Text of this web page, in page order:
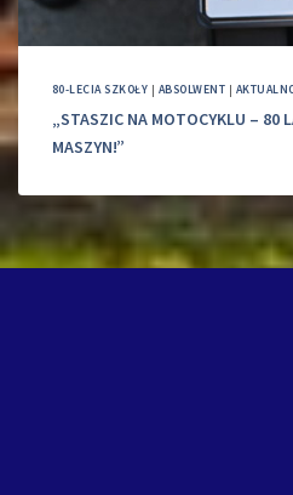
80-LECIA SZKOŁY | ABSOLWENT |
„STASZIC NA MOTOCYKLU – 80
MASZYN!”